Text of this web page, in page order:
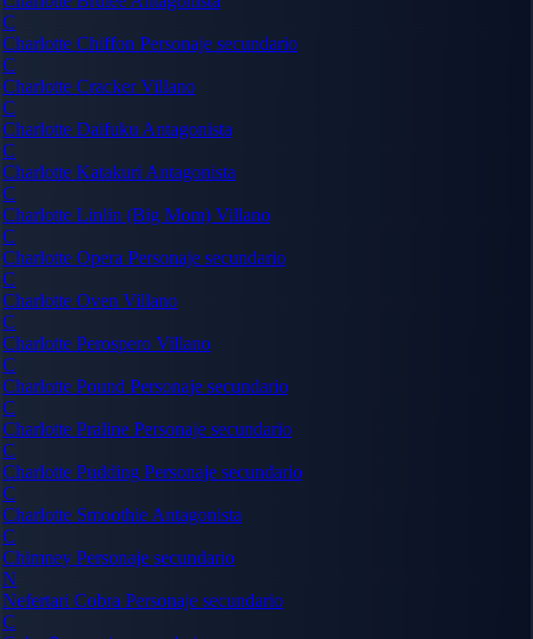
C
Charlotte Chiffon Personaje secundario
C
Charlotte CrackerVillano
C
Charlotte Daifuku Antagonista
C
Charlotte Katakuri Antagonista
C
Charlotte Linlin (Big Mom) Villano
C
Charlotte Opera Personaje secundario
C
Charlotte Oven Villano
C
Charlotte Perospero Villano
C
Charlotte Pound Personaje secundario
C
Charlotte Praline Personaje secundario
C
Charlotte Pudding Personaje secundario
C
Charlotte Smoothie Antagonista
C
Chimney Personaje secundario
N
Nefertari Cobra Personaje secundario
C